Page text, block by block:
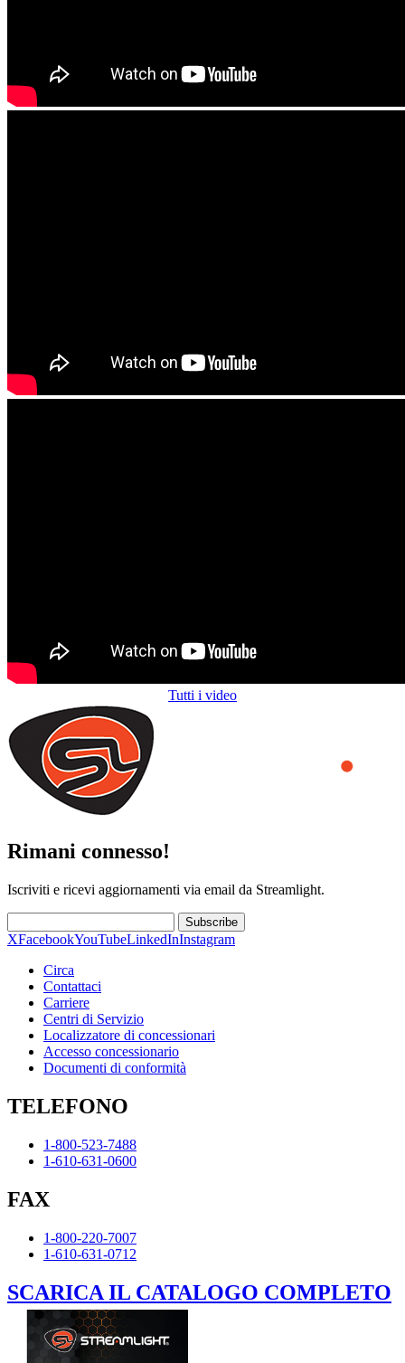
Tutti i video
Rimani connesso!
Iscriviti e ricevi aggiornamenti via email da Streamlight.
Subscribe
XFacebookYouTubeLinkedInInstagram
Circa
Contattaci
Carriere
Centri di Servizio
Localizzatore di concessionari
Accesso concessionario
Documenti di conformità
TELEFONO
1-800-523-7488
1-610-631-0600
FAX
1-800-220-7007
1-610-631-0712
SCARICA IL CATALOGO COMPLETO